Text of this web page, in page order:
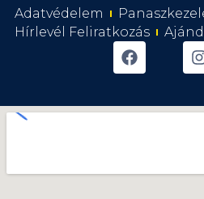
Adatvédelem
Hírlevél Feliratkozás